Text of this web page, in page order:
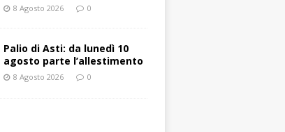
8 Agosto 2026 0
Palio di Asti: da lunedì 10
agosto parte l’allestimento
8 Agosto 2026 0